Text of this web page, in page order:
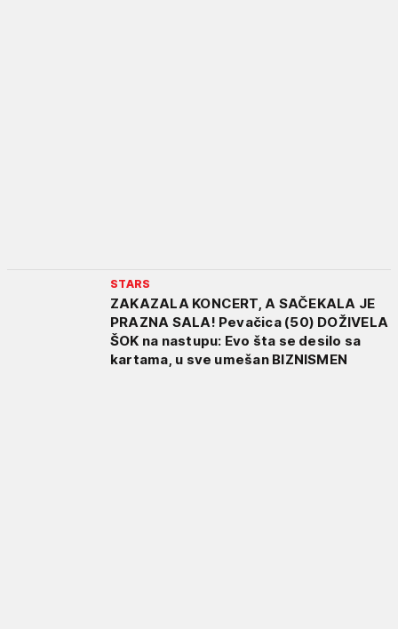
STARS
ZAKAZALA KONCERT, A SAČEKALA JE
PRAZNA SALA! Pevačica (50) DOŽIVELA
ŠOK na nastupu: Evo šta se desilo sa
kartama, u sve umešan BIZNISMEN